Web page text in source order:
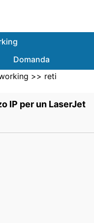
Domanda
>> reti
IP per un LaserJet